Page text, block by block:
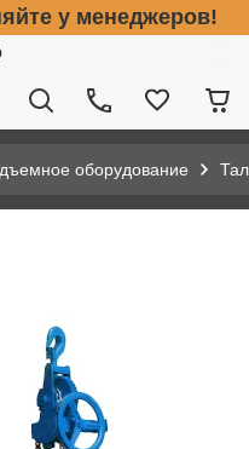
у менеджеров!
оборудование